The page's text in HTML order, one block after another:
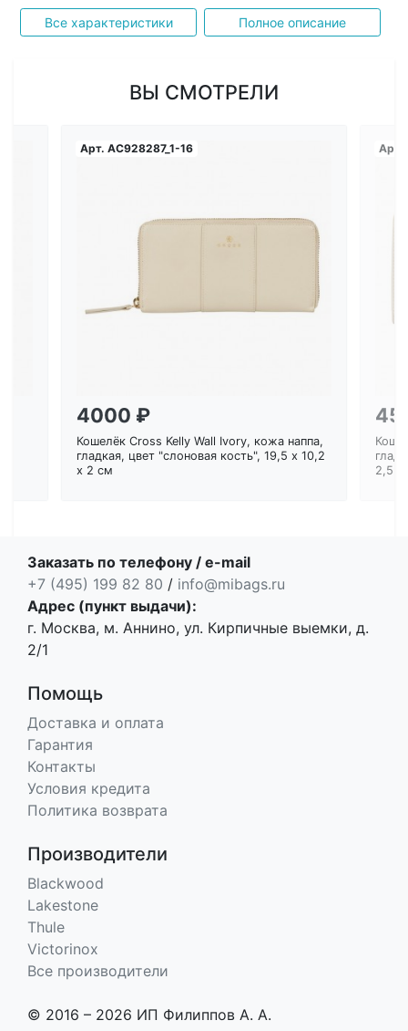
Все характеристики Полное описание
ВЫ СМОТРЕЛИ
Арт. AC928287_1-16
4000 ₽
Кошелёк Cross Kelly Wall Ivory, кожа наппа,
гладкая, цвет "слоновая кость", 19,5 x 10,2
x 2 см
Арт.
2,5
Заказать по телефону / e-mail
+7 (495) 199 82 80 / info@mibags.ru
Адрес (пункт выдачи):
г. Москва, м. Аннино, ул. Кирпичные выемки, д.
2/1
Помощь
Доставка и оплата
Гарантия
Контакты
Условия кредита
Политика возврата
Производители
Blackwood
Lakestone
Thule
Victorinox
Все производители
© 2016 – 2026 ИП Филиппов А. А.